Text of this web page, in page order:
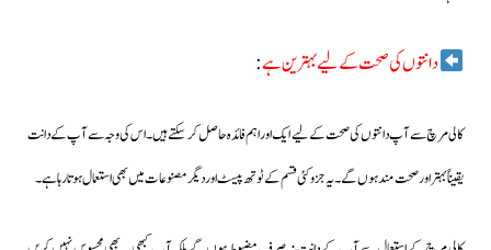
دانتوں کی صحت کے لیے بہترین ہے:
کالی مرچ سے آپ دانتوں کی صحت کے لیے ایک اور اہم فائدہ حاصل کر سکتے ہیں۔ اس کی وجہ سے آپ کے دانت
یقیناً بہتر اور صحت مند ہوں گے۔یہ جزو کئی قسم کے ٹوتھ پیسٹ اور دیگر مصنوعات میں بھی استعمال ہوتا رہا ہے۔